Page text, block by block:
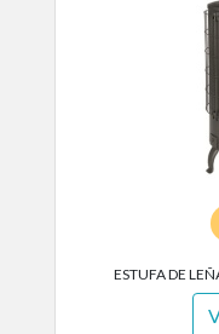
ESTUFA DE